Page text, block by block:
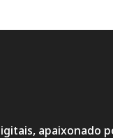
apaixonado